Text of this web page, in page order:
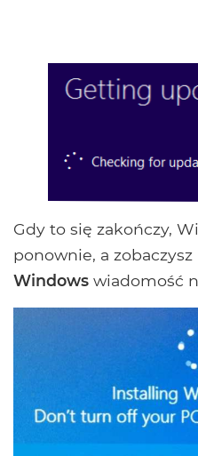
Gdy to się zakończy,
ponownie, a zobaczysz
Windows wiadomość